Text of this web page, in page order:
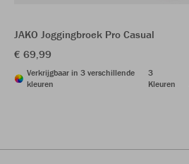
JAKO Joggingbroek Pro Casual
€ 69,99
Verkrijgbaar in 3 verschillende
kleuren
3
Kleuren